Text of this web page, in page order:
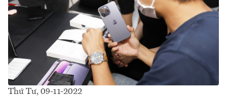
Thứ Tư, 09-11-2022